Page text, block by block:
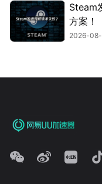
Steam
方案！
2026-